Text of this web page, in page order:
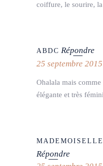
coiffure, le sourire,
ABDC Répondre
25 septembre 2015
Ohalala mais
élégante et très
Répondre